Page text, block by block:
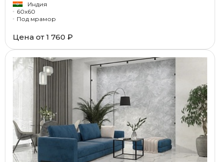
Индия
60x60
Под мрамор
Цена от 1 760 ₽